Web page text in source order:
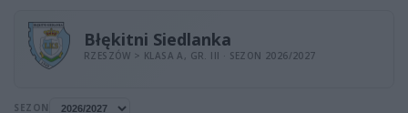
Błękitni Siedlanka
RZESZÓW > KLASA A, GR. III · SEZON 2026/2027
SEZON